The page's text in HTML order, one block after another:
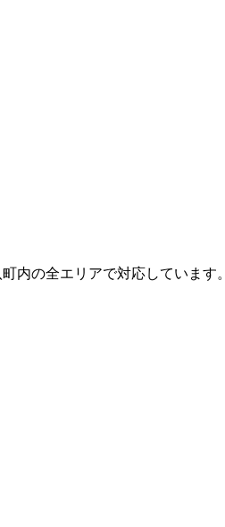
内の全エリアで対応しています。